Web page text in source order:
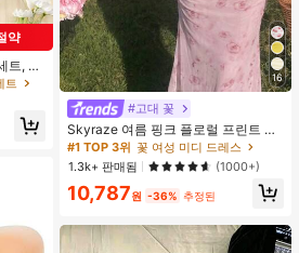
약
트, 반
라
트
16
#고대 꽃
Skyraze 여름 핑크 플로럴 프린트 주
름 메쉬 캐미 롱 드레스, 여름 드레스,
봄 옷
#1 TOP 3위 꽃 여성 미디 드레스
1.3k+ 판매됨
(1000+)
10,787원 -36% 추정된